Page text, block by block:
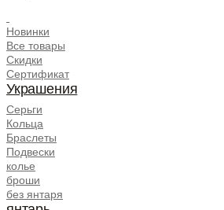
Новинки
Все товары
Скидки
Сертификат
Украшения
Серьги
Кольца
Браслеты
Подвески
колье
броши
без янтаря